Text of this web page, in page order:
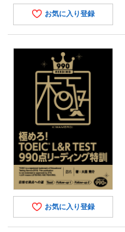
お気に入り登録
お気に入り登録